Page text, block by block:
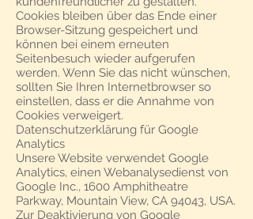
Cookies bleiben über das Ende einer
Browser-Sitzung gespeichert und
können bei einem erneuten
Seitenbesuch wieder aufgerufen
werden. Wenn Sie das nicht wünschen,
sollten Sie Ihren Internetbrowser so
einstellen, dass er die Annahme von
Cookies verweigert.
Datenschutzerklärung für Google
Analytics
Unsere Website verwendet Google
Analytics, einen Webanalysedienst von
Google Inc., 1600 Amphitheatre
Parkway, Mountain View, CA 94043, USA.
Zur Deaktivierung von Google